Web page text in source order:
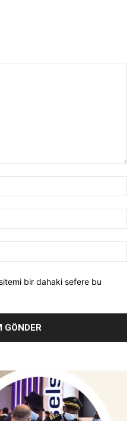
bir dahaki sefere bu